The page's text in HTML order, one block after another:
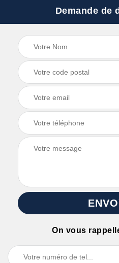
Demande de
On vous